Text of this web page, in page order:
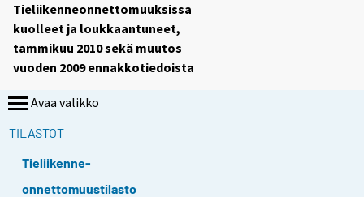
Tieliikenneonnettomuuksissa
kuolleet ja loukkaantuneet,
tammikuu 2010 sekä muutos
vuoden 2009 ennakkotiedoista
Avaa valikko
TILASTOT
Tieliikenne-
onnettomuustilasto